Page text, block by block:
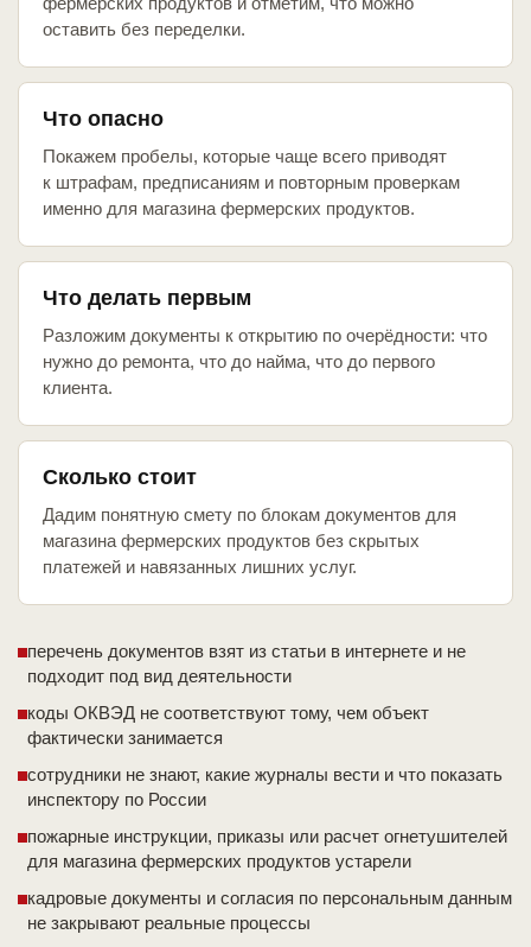
оставить без переделки.
Что опасно
Покажем пробелы, которые чаще всего приводят
к штрафам, предписаниям и повторным проверкам
именно для магазина фермерских продуктов.
Что делать первым
Разложим документы к открытию по очерёдности: что
нужно до ремонта, что до найма, что до первого
клиента.
Сколько стоит
Дадим понятную смету по блокам документов для
магазина фермерских продуктов без скрытых
платежей и навязанных лишних услуг.
перечень документов взят из статьи в интернете и не
подходит под вид деятельности
коды ОКВЭД не соответствуют тому, чем объект
фактически занимается
сотрудники не знают, какие журналы вести и что показать
инспектору по России
пожарные инструкции, приказы или расчет огнетушителей
для магазина фермерских продуктов устарели
кадровые документы и согласия по персональным данным
не закрывают реальные процессы